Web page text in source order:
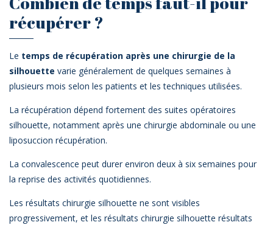
récupérer ?
Le temps de récupération après une chirurgie de la
silhouette varie généralement de quelques semaines à
plusieurs mois selon les patients et les techniques utilisées.
La récupération dépend fortement des suites opératoires
silhouette, notamment après une chirurgie abdominale ou une
liposuccion récupération.
La convalescence peut durer environ deux à six semaines pour
la reprise des activités quotidiennes.
Les résultats chirurgie silhouette ne sont visibles
progressivement, et les résultats chirurgie silhouette résultats